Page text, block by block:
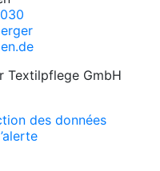
GmbH
des données